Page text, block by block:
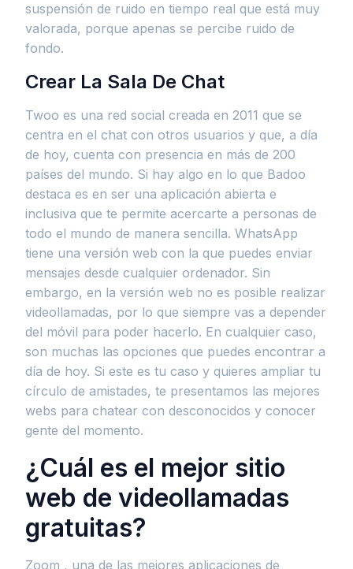
suspensión de ruido en tiempo real que está muy
valorada, porque apenas se percibe ruido de
fondo.
Crear La Sala De Chat
Twoo es una red social creada en 2011 que se
centra en el chat con otros usuarios y que, a día
de hoy, cuenta con presencia en más de 200
países del mundo. Si hay algo en lo que Badoo
destaca es en ser una aplicación abierta e
inclusiva que te permite acercarte a personas de
todo el mundo de manera sencilla. WhatsApp
tiene una versión web con la que puedes enviar
mensajes desde cualquier ordenador. Sin
embargo, en la versión web no es posible realizar
videollamadas, por lo que siempre vas a depender
del móvil para poder hacerlo. En cualquier caso,
son muchas las opciones que puedes encontrar a
día de hoy. Si este es tu caso y quieres ampliar tu
círculo de amistades, te presentamos las mejores
webs para chatear con desconocidos y conocer
gente del momento.
¿Cuál es el mejor sitio
web de videollamadas
gratuitas?
Zoom , una de las mejores aplicaciones de